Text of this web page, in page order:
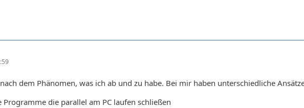
dem Phänomen, was ich ab und zu habe. Bei mir haben unterschiedliche
die parallel am PC laufen schließen